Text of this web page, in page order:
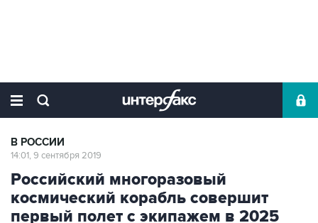
В РОССИИ
14:01, 9 сентября 2019
Российский многоразовый
космический корабль совершит
первый полет с экипажем в 2025